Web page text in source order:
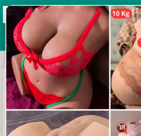
Grupos de
+ Enviar grupo